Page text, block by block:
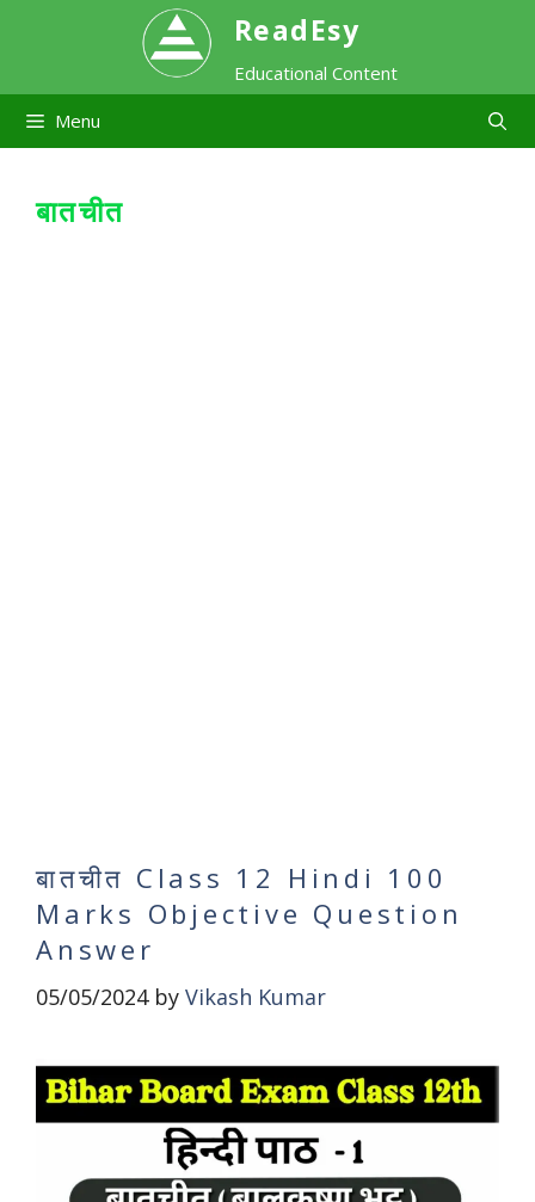
content
ReadEsy
Educational Content
Menu
बातचीत
बातचीत Class 12 Hindi 100
Marks Objective Question
Answer
05/05/2024 by Vikash Kumar